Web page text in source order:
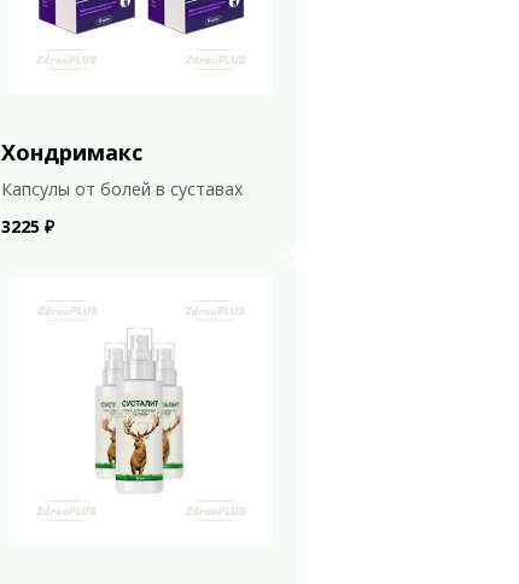
Хондримакс
Капсулы от болей в суставах
3225 ₽